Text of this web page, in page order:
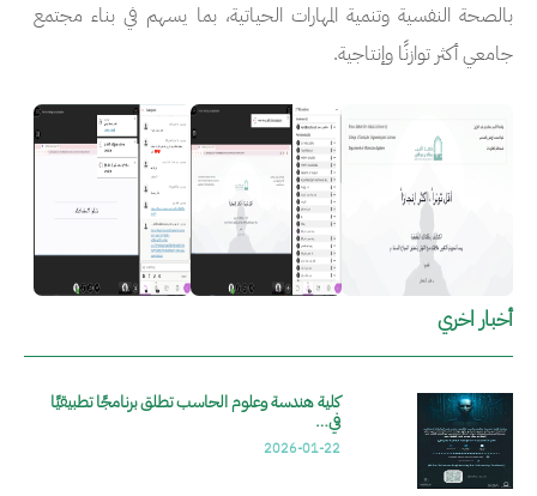
بالصحة النفسية وتنمية المهارات الحياتية، بما يسهم في بناء مجتمع
جامعي أكثر توازنًا وإنتاجية.
الصورة الصورة
أخبار اخري
كلية هندسة وعلوم الحاسب تطلق برنامجًا تطبيقيًا
في…
2026-01-22